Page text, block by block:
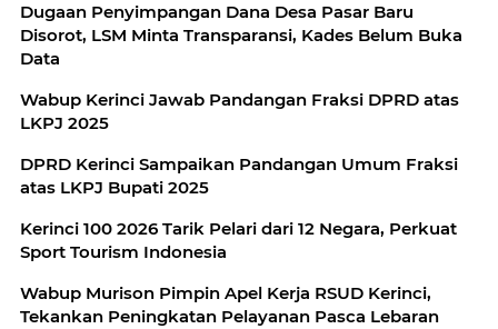
Dugaan Penyimpangan Dana Desa Pasar Baru
Disorot, LSM Minta Transparansi, Kades Belum Buka
Data
Wabup Kerinci Jawab Pandangan Fraksi DPRD atas
LKPJ 2025
DPRD Kerinci Sampaikan Pandangan Umum Fraksi
atas LKPJ Bupati 2025
Kerinci 100 2026 Tarik Pelari dari 12 Negara, Perkuat
Sport Tourism Indonesia
Wabup Murison Pimpin Apel Kerja RSUD Kerinci,
Tekankan Peningkatan Pelayanan Pasca Lebaran